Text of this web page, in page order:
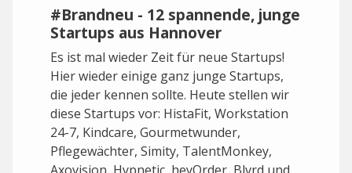
#Brandneu - 12 spannende, junge
Startups aus Hannover
Es ist mal wieder Zeit für neue Startups!
Hier wieder einige ganz junge Startups,
die jeder kennen sollte. Heute stellen wir
diese Startups vor: HistaFit, Workstation
24-7, Kindcare, Gourmetwunder,
Pflegewächter, Simity, TalentMonkey,